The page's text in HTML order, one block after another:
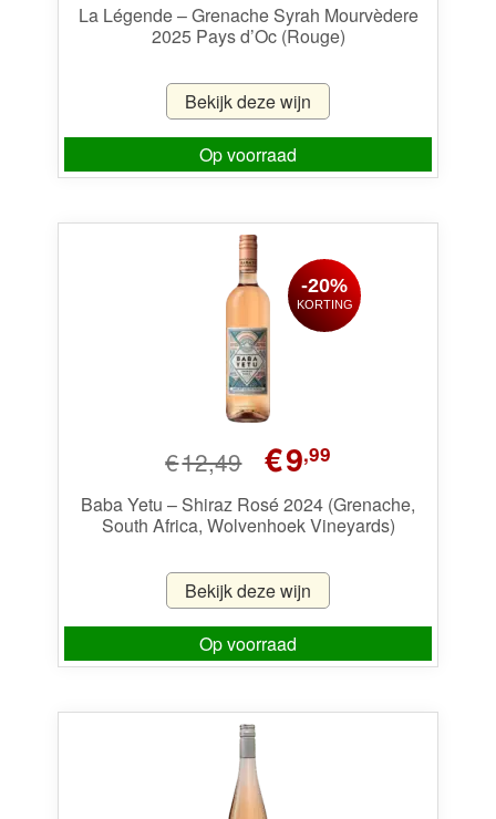
La Légende – Grenache Syrah Mourvèdere
2025 Pays d’Oc (Rouge)
Bekijk deze wijn
Op voorraad
€12,49
Oorspronkelijke
prijs
was:
€12,49.
€9,99Huidige
is:
€9,99.
Baba Yetu – Shiraz Rosé 2024 (Grenache,
South Africa, Wolvenhoek Vineyards)
-20%
KORTING
Bekijk deze wijn
Op voorraad